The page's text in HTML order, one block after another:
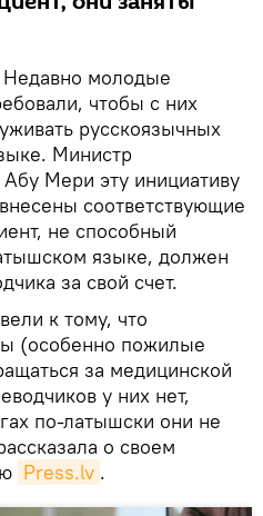
Недавно молодые
чтобы с них
русскоязычных
Министр
Мери эту инициативу
соответствующие
не способный
языке, должен
за свой счет.
к тому, что
(особенно пожилые
за медицинской
у них нет,
по-латышски они не
о своем
Press.lv .